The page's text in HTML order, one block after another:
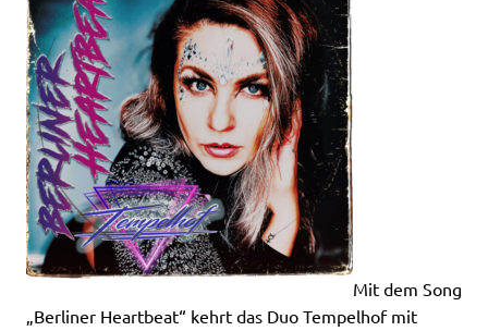
Mit dem Song
„Berliner Heartbeat“ kehrt das Duo Tempelhof mit